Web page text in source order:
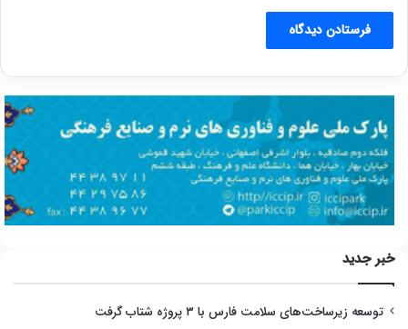
خبر جدید
توسعه زیرساخت‌های سلامت فارس با ۳ پروژه شتاب گرفت